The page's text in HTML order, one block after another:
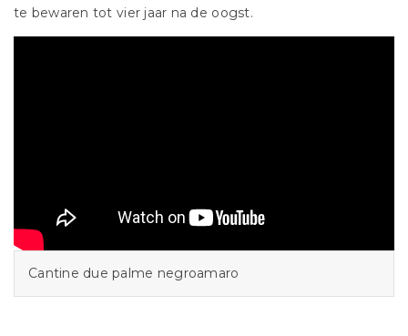
te bewaren tot vier jaar na de oogst.
Cantine due palme negroamaro